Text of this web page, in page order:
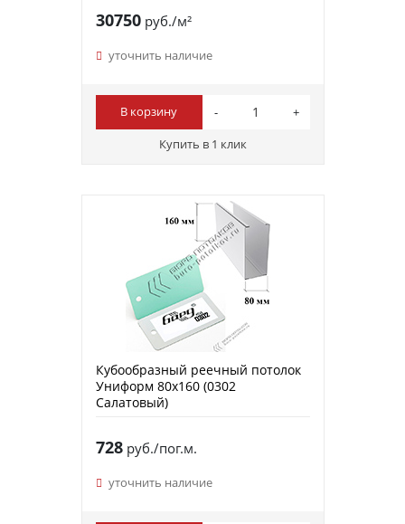
30750руб./м²
уточнить наличие
В корзину
Купить в 1 клик
Кубообразный реечный потолок
Униформ 80х160 (0302
Салатовый)
728руб./пог.м.
уточнить наличие